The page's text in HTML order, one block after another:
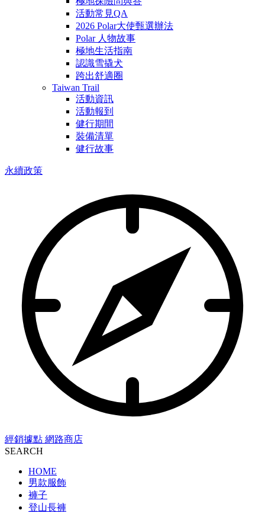
活動常見QA
2026 Polar大使甄選辦法
Polar 人物故事
極地生活指南
認識雪撬犬
跨出舒適圈
Taiwan Trail
活動資訊
活動報到
健行期間
裝備清單
健行故事
永續政策
經銷據點 網路商店
SEARCH
HOME
男款服飾
褲子
登山長褲